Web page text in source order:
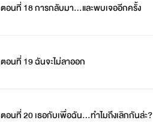
ตอนที่ 18 การกลับมา...และพบเจออีกครั้ง
ตอนที่ 19 ฉันจะไม่ลาออก
ตอนที่ 20 เธอกับเพื่อฉัน...ทำไมถึงเลิกกันล่ะ?